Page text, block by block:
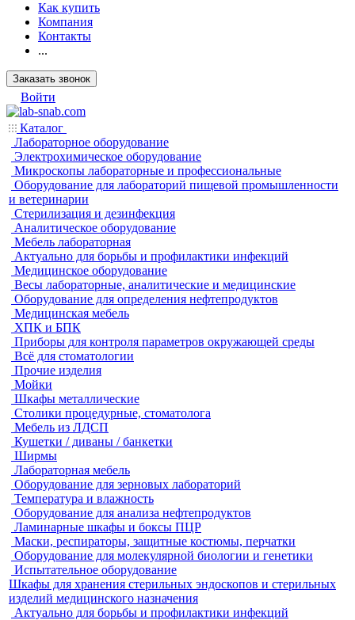
Как купить
Компания
Контакты
...
Заказать звонок
Войти
Каталог
Лабораторное оборудование
Электрохимическое оборудование
Микроскопы лабораторные и профессиональные
Оборудование для лабораторий пищевой промышленности
и ветеринарии
Стерилизация и дезинфекция
Аналитическое оборудование
Мебель лабораторная
Актуально для борьбы и профилактики инфекций
Медицинское оборудование
Весы лабораторные, аналитические и медицинские
Оборудование для определения нефтепродуктов
Медицинская мебель
ХПК и БПК
Приборы для контроля параметров окружающей среды
Всё для стоматологии
Прочие изделия
Мойки
Шкафы металлические
Столики процедурные, стоматолога
Мебель из ЛДСП
Кушетки / диваны / банкетки
Ширмы
Лабораторная мебель
Оборудование для зерновых лабораторий
Температура и влажность
Оборудование для анализа нефтепродуктов
Ламинарные шкафы и боксы ПЦР
Маски, респираторы, защитные костюмы, перчатки
Оборудование для молекулярной биологии и генетики
Испытательное оборудование
Шкафы для хранения стерильных эндоскопов и стерильных
изделий медицинского назначения
Актуально для борьбы и профилактики инфекций